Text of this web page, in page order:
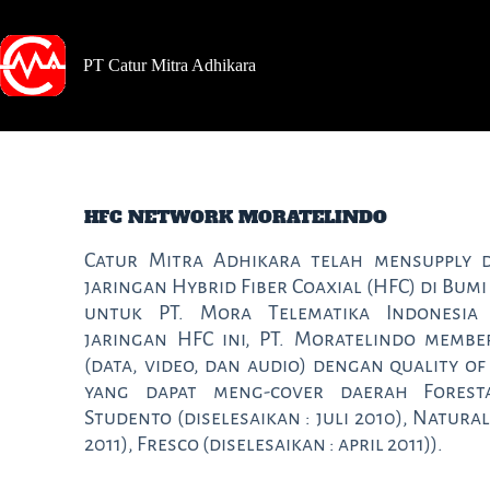
PT Catur Mitra Adhikara
HFC NETWORK MORATELINDO
Catur Mitra Adhikara telah mensupply
jaringan Hybrid Fiber Coaxial (HFC) di Bumi
untuk PT. Mora Telematika
jaringan HFC ini, PT. Moratelindo
(data, video, dan audio) dengan quality of
yang dapat meng-cover daerah
Studento (diselesaikan : juli 2010),
2011), Fresco (diselesaikan : april 2011)).